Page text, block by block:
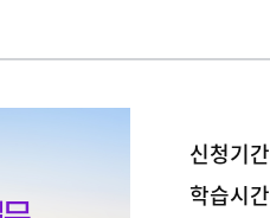
신청기간
학습시간